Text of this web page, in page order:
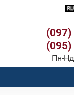
(097)
(095)
Пн-